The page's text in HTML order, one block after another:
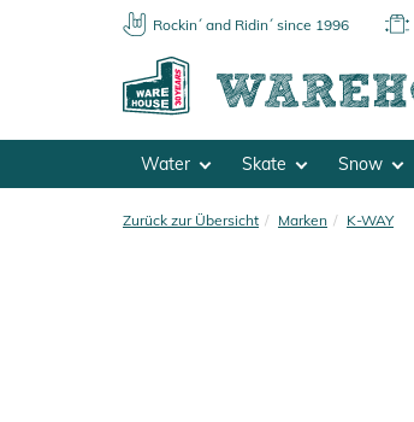
Rockin´ and Ridin´ since 1996
Water Skate Snow
Zurück zur Übersicht Marken K-WAY